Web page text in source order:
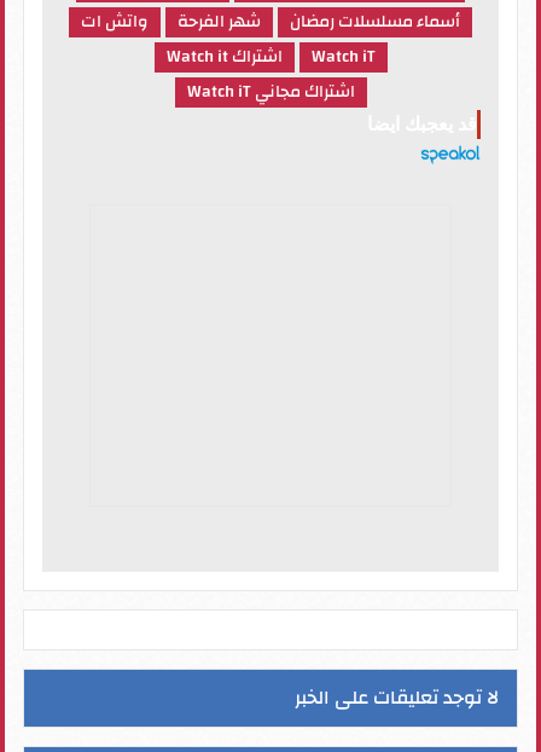
أسماء مسلسلات رمضان
شهر الفرحة
واتش ات
Watch iT
اشتراك Watch it
اشتراك مجاني Watch iT
لا توجد تعليقات على الخبر